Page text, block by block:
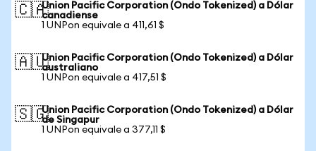
🇨🇦Union Pacific Corporation (Ondo Tokenized) a Dólar
canadiense
1 UNPon equivale a 411,61 $
🇦🇺Union Pacific Corporation (Ondo Tokenized) a Dólar
australiano
1 UNPon equivale a 417,51 $
🇸🇬Union Pacific Corporation (Ondo Tokenized) a Dólar
de Singapur
1 UNPon equivale a 377,11 $